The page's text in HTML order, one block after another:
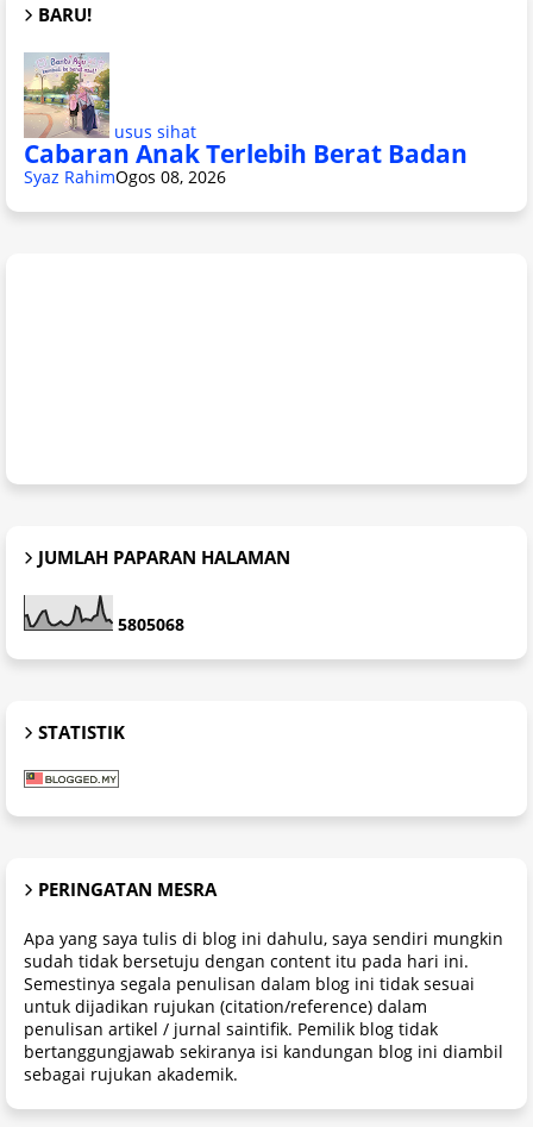
BARU!
usus sihat
Cabaran Anak Terlebih Berat Badan
Syaz RahimOgos 08, 2026
JUMLAH PAPARAN HALAMAN
5805068
STATISTIK
PERINGATAN MESRA
Apa yang saya tulis di blog ini dahulu, saya sendiri mungkin
sudah tidak bersetuju dengan content itu pada hari ini.
Semestinya segala penulisan dalam blog ini tidak sesuai
untuk dijadikan rujukan (citation/reference) dalam
penulisan artikel / jurnal saintifik. Pemilik blog tidak
bertanggungjawab sekiranya isi kandungan blog ini diambil
sebagai rujukan akademik.